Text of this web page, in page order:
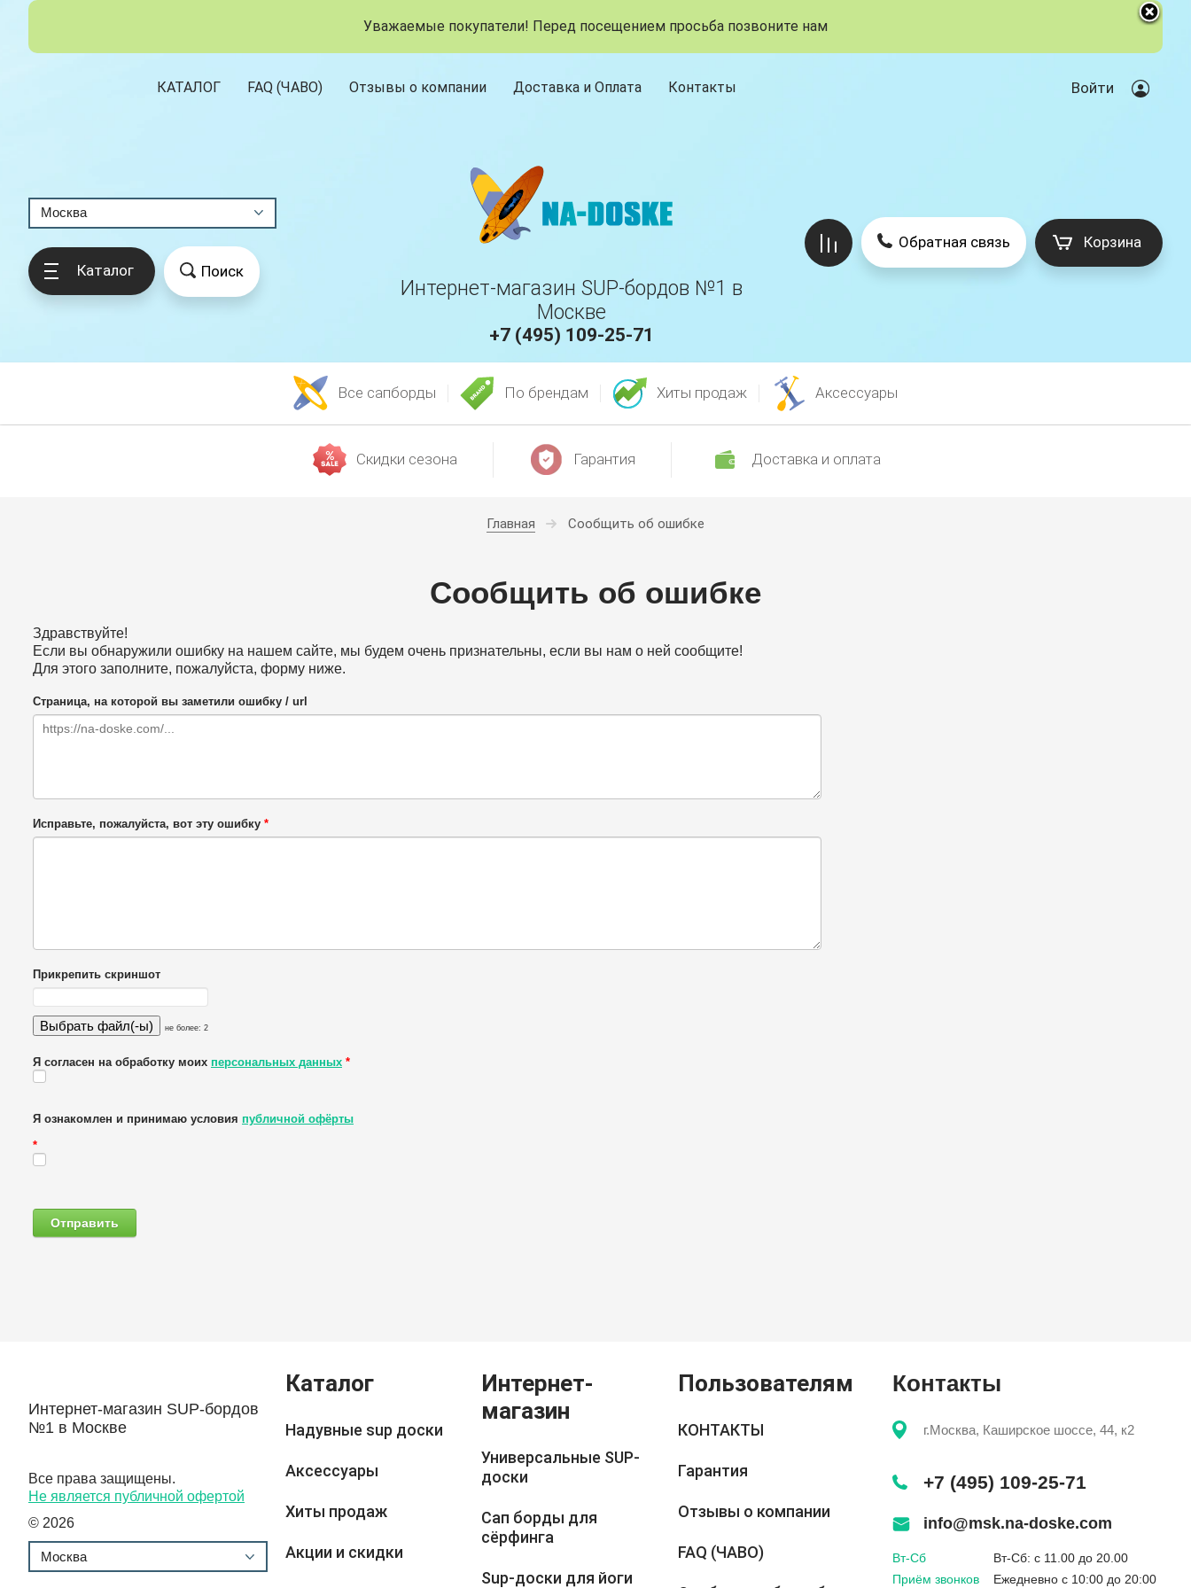
Уважаемые покупатели! Перед посещением просьба позвоните нам
КАТАЛОГ FAQ (ЧАВО) Отзывы о компании Доставка и Оплата Контакты Войти
Москва
Каталог Поиск
Интернет-магазин SUP-бордов №1 в
Москве
+7 (495) 109-25-71
Обратная связь Корзина
Все сапборды По брендам Хиты продаж Аксессуары
Скидки сезона Гарантия Доставка и оплата
Главная Сообщить об ошибке
Сообщить об ошибке
Здравствуйте!
Если вы обнаружили ошибку на нашем сайте, мы будем очень признательны, если вы нам о ней сообщите!
Для этого заполните, пожалуйста, форму ниже.
Страница, на которой вы заметили ошибку / url
Исправьте, пожалуйста, вот эту ошибку *
Прикрепить скриншот
не более: 2
Я согласен на обработку моих персональных данных *
Я ознакомлен и принимаю условия публичной офёрты
*
Интернет-магазин SUP-бордов
№1 в Москве
Все права защищены.
Не является публичной офертой
© 2026
Москва
Каталог
Надувные sup доски
Аксессуары
Хиты продаж
Акции и скидки
Интернет-
магазин
Универсальные SUP-
доски
Сап борды для
сёрфинга
Sup-доски для йоги
Пользователям
КОНТАКТЫ
Гарантия
Отзывы о компании
FAQ (ЧАВО)
Контакты
г.Москва, Каширское шоссе, 44, к2
+7 (495) 109-25-71
info@msk.na-doske.com
Вт-Сб
Вт-Сб: с 11.00 до 20.00
Приём звонков
Ежедневно с 10:00 до 20:00